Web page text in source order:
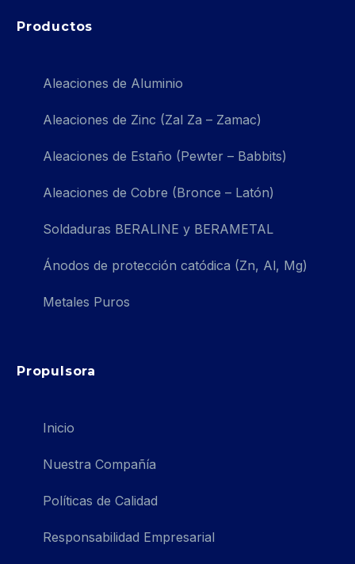
Productos
Aleaciones de Aluminio
Aleaciones de Zinc (Zal Za – Zamac)
Aleaciones de Estaño (Pewter – Babbits)
Aleaciones de Cobre (Bronce – Latón)
Soldaduras BERALINE y BERAMETAL
Ánodos de protección catódica (Zn, Al, Mg)
Metales Puros
Propulsora
Inicio
Nuestra Compañía
Políticas de Calidad
Responsabilidad Empresarial